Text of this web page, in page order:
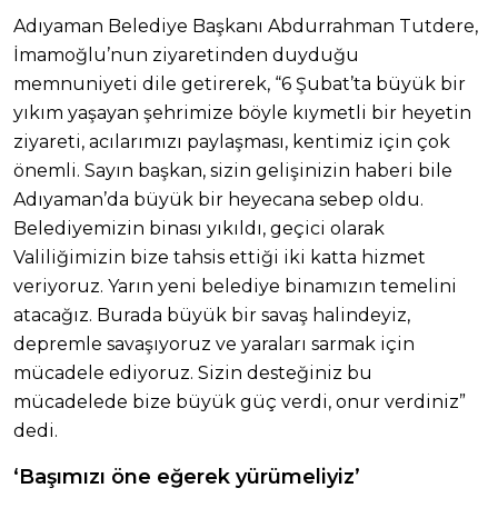
Adıyaman Belediye Başkanı Abdurrahman Tutdere,
İmamoğlu’nun ziyaretinden duyduğu
memnuniyeti dile getirerek, “6 Şubat’ta büyük bir
yıkım yaşayan şehrimize böyle kıymetli bir heyetin
ziyareti, acılarımızı paylaşması, kentimiz için çok
önemli. Sayın başkan, sizin gelişinizin haberi bile
Adıyaman’da büyük bir heyecana sebep oldu.
Belediyemizin binası yıkıldı, geçici olarak
Valiliğimizin bize tahsis ettiği iki katta hizmet
veriyoruz. Yarın yeni belediye binamızın temelini
atacağız. Burada büyük bir savaş halindeyiz,
depremle savaşıyoruz ve yaraları sarmak için
mücadele ediyoruz. Sizin desteğiniz bu
mücadelede bize büyük güç verdi, onur verdiniz”
dedi.
‘Başımızı öne eğerek yürümeliyiz’